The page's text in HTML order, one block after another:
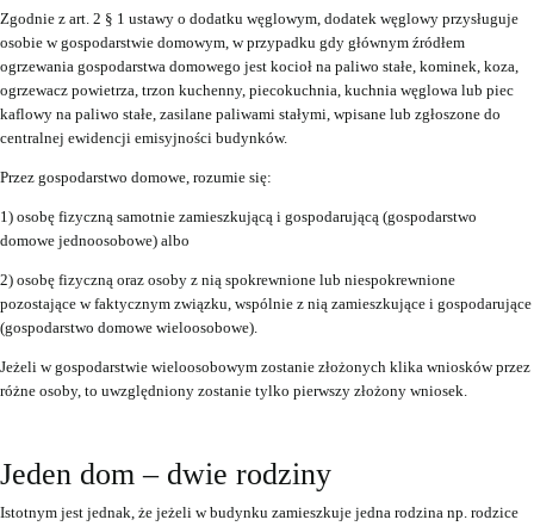
Zgodnie z art. 2 § 1 ustawy o dodatku węglowym, dodatek węglowy przysługuje
osobie w gospodarstwie domowym, w przypadku gdy głównym źródłem
ogrzewania gospodarstwa domowego jest kocioł na paliwo stałe, kominek, koza,
ogrzewacz powietrza, trzon kuchenny, piecokuchnia, kuchnia węglowa lub piec
kaflowy na paliwo stałe, zasilane paliwami stałymi, wpisane lub zgłoszone do
centralnej ewidencji emisyjności budynków.
Przez gospodarstwo domowe, rozumie się:
1) osobę fizyczną samotnie zamieszkującą i gospodarującą (gospodarstwo
domowe jednoosobowe) albo
2) osobę fizyczną oraz osoby z nią spokrewnione lub niespokrewnione
pozostające w faktycznym związku, wspólnie z nią zamieszkujące i gospodarujące
(gospodarstwo domowe wieloosobowe).
Jeżeli w gospodarstwie wieloosobowym zostanie złożonych klika wniosków przez
różne osoby, to uwzględniony zostanie tylko pierwszy złożony wniosek.
Jeden dom – dwie rodziny
Istotnym jest jednak, że jeżeli w budynku zamieszkuje jedna rodzina np. rodzice